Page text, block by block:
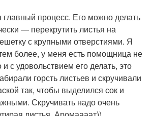
главный процесс. Его можно делать
— перекрутить листья на
с крупными отверстиями. Я
более, у меня есть помощница не
и с удовольствием его делать, это
горсть листьев и скручивали
так, чтобы выделился сок и
Скручивать надо очень